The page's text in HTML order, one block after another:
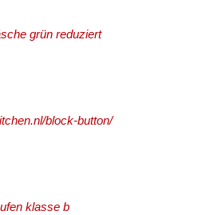
grün reduziert
block-button/
klasse b